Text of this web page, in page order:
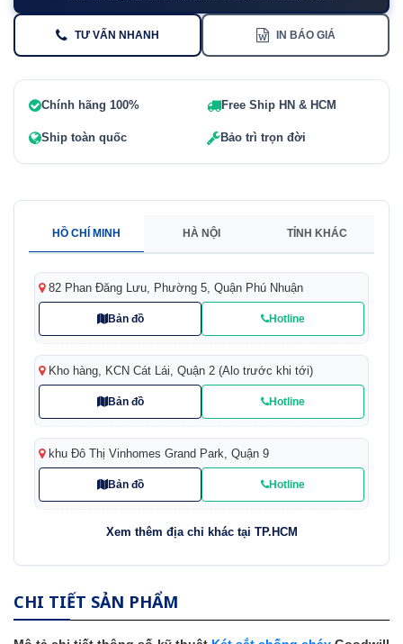
TƯ VẤN NHANH IN BÁO GIÁ
Chính hãng 100% Free Ship HN & HCM
Ship toàn quốc Bảo trì trọn đời
HỒ CHÍ MINH HÀ NỘI TỈNH KHÁC
82 Phan Đăng Lưu, Phường 5, Quận Phú Nhuận
Bản đồ Hotline
Kho hàng, KCN Cát Lái, Quận 2 (Alo trước khi tới)
Bản đồ Hotline
khu Đô Thị Vinhomes Grand Park, Quận 9
Bản đồ Hotline
Xem thêm địa chỉ khác tại TP.HCM
CHI TIẾT SẢN PHẨM